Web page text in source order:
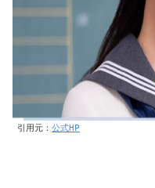
引用元： 公式HP